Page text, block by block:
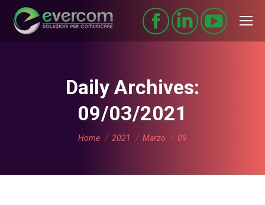
Daily Archives:
09/03/2021
You are here:
Home 2021 Marzo 09